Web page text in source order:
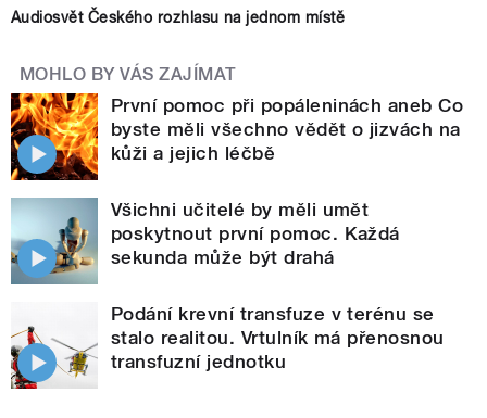
Audiosvět Českého rozhlasu na jednom místě
MOHLO BY VÁS ZAJÍMAT
První pomoc při popáleninách aneb Co
byste měli všechno vědět o jizvách na
kůži a jejich léčbě
Všichni učitelé by měli umět
poskytnout první pomoc. Každá
sekunda může být drahá
Podání krevní transfuze v terénu se
stalo realitou. Vrtulník má přenosnou
transfuzní jednotku